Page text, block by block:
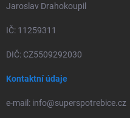
Jaroslav Drahokoupil
IČ: 11259311
DIČ: CZ5509292030
Kontaktní údaje
e-mail: info@superspotrebice.cz